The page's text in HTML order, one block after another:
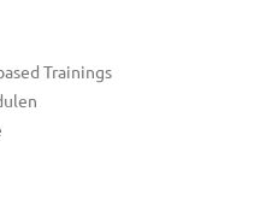
Trainings